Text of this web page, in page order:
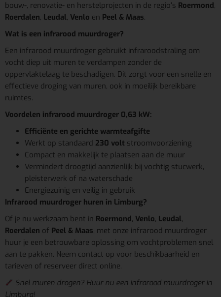
bouw-, renovatie- en herstelprojecten in de regio’s Roermond,
Roerdalen, Leudal, Venlo en Peel & Maas.
Wat is een infrarood muurdroger?
Een infrarood muurdroger gebruikt infraroodstraling om
vocht diep uit muren te verdampen zonder de
oppervlaktelaag te beschadigen. Dit zorgt voor een snelle en
effectieve droging van muren, ook in moeilijk bereikbare
ruimtes.
Voordelen infrarood muurdroger 0,63 kW:
Efficiënte en gerichte warmteafgifte
Werkt op standaard 230 volt stroomvoorziening
Compact en makkelijk te plaatsen aan de muur
Vermindert droogtijd aanzienlijk bij vochtig stucwerk,
pleisterwerk of na waterschade
Energiezuinig en veilig in gebruik
Infrarood muurdroger huren in Limburg?
Of je nu werkzaam bent in Roermond, Venlo, Leudal,
Roerdalen of Peel & Maas, met onze infrarood muurdroger
huur je een betrouwbare oplossing om vochtproblemen snel
aan te pakken. Neem contact op voor beschikbaarheid en
tarieven of reserveer direct online.
Snel muren drogen? Huur nu een infrarood muurdroger in
Limburg!